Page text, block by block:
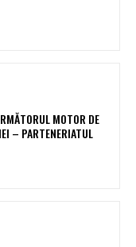
MOTOR DE
– PARTENERIATUL